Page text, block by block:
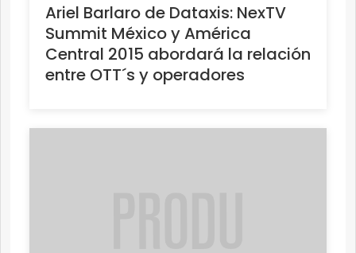
Ariel Barlaro de Dataxis: NexTV
Summit México y América
Central 2015 abordará la relación
entre OTT´s y operadores